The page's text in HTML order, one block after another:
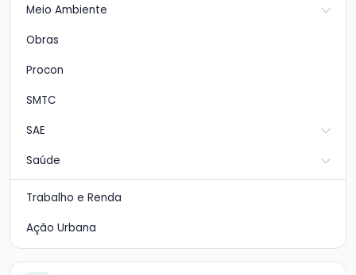
Meio Ambiente
Obras
Procon
SMTC
SAE
Saúde
Trabalho e Renda
Ação Urbana